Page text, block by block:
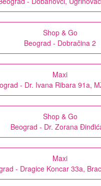
Shop & Go
Beograd - Dobračina 2
Maxi
- Dr. Ivana Ribara 91a,
Shop & Go
Beograd - Dr. Zorana
Maxi
- Dragice Koncar 33a,